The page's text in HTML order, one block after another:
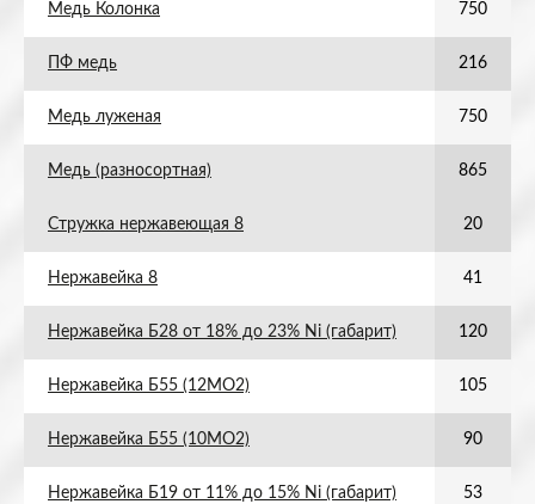
Медь Колонка 750
ПФ медь 216
Медь луженая 750
Медь (разносортная) 865
Стружка нержавеющая 8 20
Нержавейка 8 41
Нержавейка Б28 от 18% до 23% Ni (габарит) 120
Нержавейка Б55 (12МО2) 105
Нержавейка Б55 (10МО2) 90
Нержавейка Б19 от 11% до 15% Ni (габарит) 53